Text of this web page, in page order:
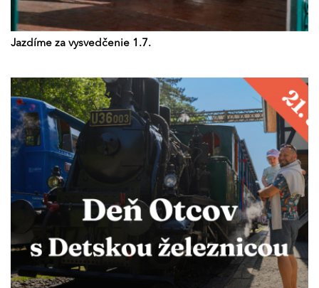
Jazdíme za vysvedčenie 1.7.